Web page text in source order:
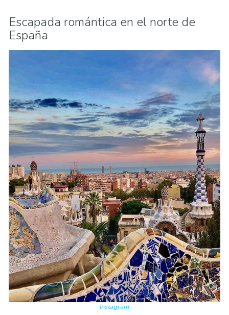
Escapada romántica en el norte de
España
Instagram